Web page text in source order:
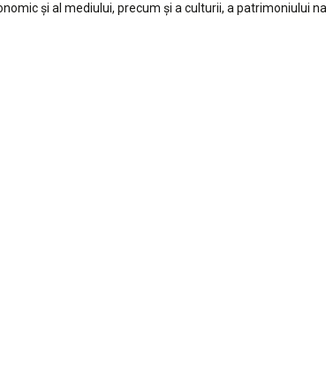
și al mediului, precum și a culturii, a patrimoniului